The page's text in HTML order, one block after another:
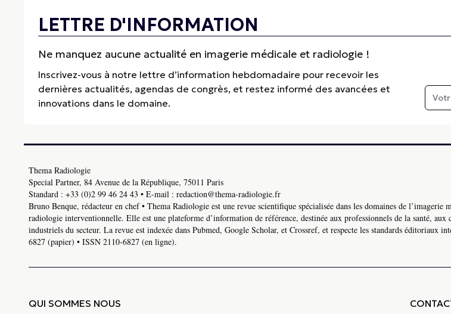
LETTRE D'INFORMATION
Ne manquez aucune actualité en imagerie médicale et radiologie !
Inscrivez-vous à notre lettre d’information hebdomadaire pour recevoir les
dernières actualités, agendas de congrès, et restez informé des avancées et
innovations dans le domaine.
Thema Radiologie
Special Partner, 84 Avenue de la République, 75011 Paris
Standard : +33 (0)2 99 46 24 43 • E-mail : redaction@thema-radiologie.fr
Bruno Benque, rédacteur en chef • Thema Radiologie est une revue scientifique spécialisée dans les domaines de l’imagerie
radiologie interventionnelle. Elle est une plateforme d’information de référence, destinée aux professionnels de la santé, aux
industriels du secteur. La revue est indexée dans Pubmed, Google Scholar, et Crossref, et respecte les standards éditoriaux
6827 (papier) • ISSN 2110-6827 (en ligne).
QUI SOMMES NOUS